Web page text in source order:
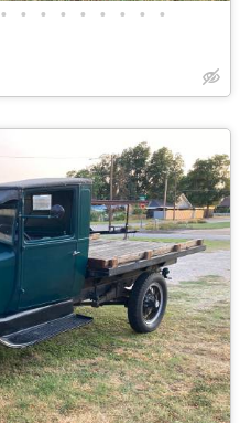
• • • • • • • • •